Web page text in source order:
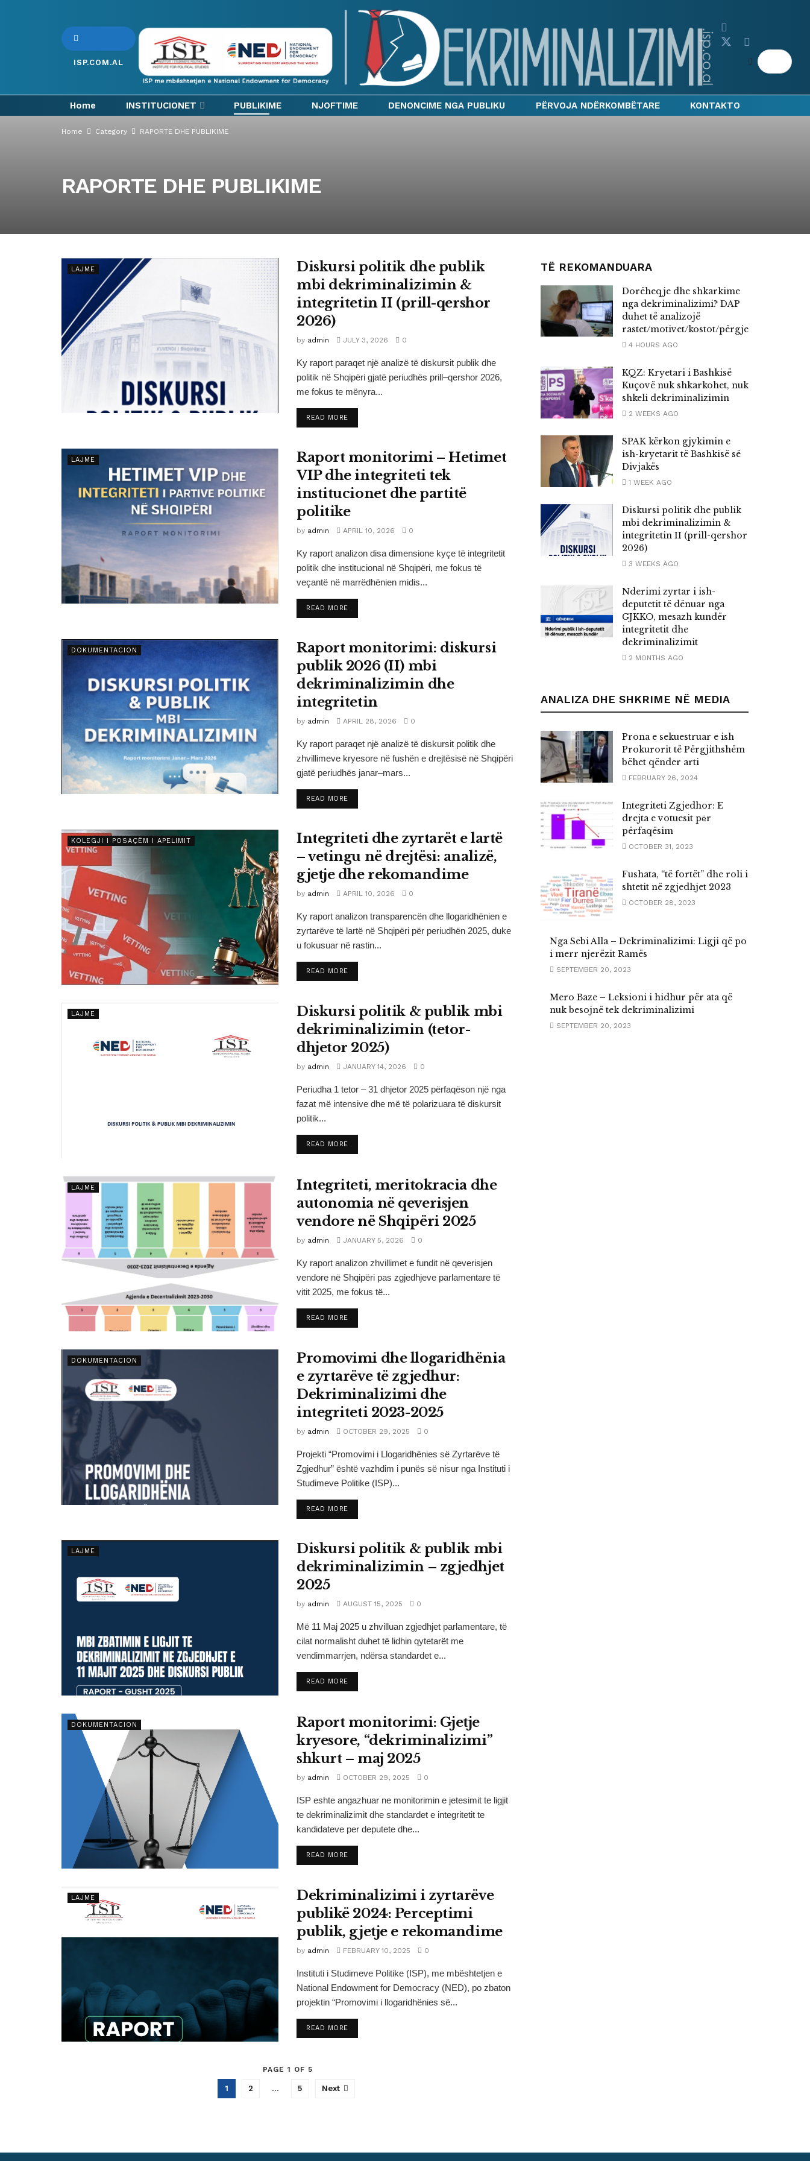
ISP.COM.AL
Home INSTITUCIONET PUBLIKIME NJOFTIME DENONCIME NGA PUBLIKU PËRVOJA NDËRKOMBËTARE KONTAKTO
Home Category RAPORTE DHE PUBLIKIME
RAPORTE DHE PUBLIKIME
LAJME
Diskursi politik dhe publik
mbi dekriminalizimin &
integritetin II (prill-qershor
2026)
by admin JULY 3, 2026 0
Ky raport paraqet një analizë të diskursit publik dhe
politik në Shqipëri gjatë periudhës prill–qershor 2026,
me fokus te mënyra...
READ MOREDETAILS
LAJME
Raport monitorimi – Hetimet
VIP dhe integriteti tek
institucionet dhe partitë
politike
by admin APRIL 10, 2026 0
Ky raport analizon disa dimensione kyçe të integritetit
politik dhe institucional në Shqipëri, me fokus të
veçantë në marrëdhënien midis...
READ MOREDETAILS
DOKUMENTACION
Raport monitorimi: diskursi
publik 2026 (II) mbi
dekriminalizimin dhe
integritetin
by admin APRIL 28, 2026 0
Ky raport paraqet një analizë të diskursit politik dhe
zhvillimeve kryesore në fushën e drejtësisë në Shqipëri
gjatë periudhës janar–mars...
READ MOREDETAILS
KOLEGJI I POSAÇËM I APELIMIT
Integriteti dhe zyrtarët e lartë
– vetingu në drejtësi: analizë,
gjetje dhe rekomandime
by admin APRIL 10, 2026 0
Ky raport analizon transparencën dhe llogaridhënien e
zyrtarëve të lartë në Shqipëri për periudhën 2025, duke
u fokusuar në rastin...
READ MOREDETAILS
LAJME
Diskursi politik & publik mbi
dekriminalizimin (tetor-
dhjetor 2025)
by admin JANUARY 14, 2026 0
Periudha 1 tetor – 31 dhjetor 2025 përfaqëson një nga
fazat më intensive dhe më të polarizuara të diskursit
politik...
READ MOREDETAILS
LAJME
Integriteti, meritokracia dhe
autonomia në qeverisjen
vendore në Shqipëri 2025
by admin JANUARY 5, 2026 0
Ky raport analizon zhvillimet e fundit në qeverisjen
vendore në Shqipëri pas zgjedhjeve parlamentare të
vitit 2025, me fokus të...
READ MOREDETAILS
DOKUMENTACION
Promovimi dhe llogaridhënia
e zyrtarëve të zgjedhur:
Dekriminalizimi dhe
integriteti 2023-2025
by admin OCTOBER 29, 2025 0
Projekti “Promovimi i Llogaridhënies së Zyrtarëve të
Zgjedhur” është vazhdim i punës së nisur nga Instituti i
Studimeve Politike (ISP)...
READ MOREDETAILS
LAJME
Diskursi politik & publik mbi
dekriminalizimin – zgjedhjet
2025
by admin AUGUST 15, 2025 0
Më 11 Maj 2025 u zhvilluan zgjedhjet parlamentare, të
cilat normalisht duhet të lidhin qytetarët me
vendimmarrjen, ndërsa standardet e...
READ MOREDETAILS
DOKUMENTACION
Raport monitorimi: Gjetje
kryesore, “dekriminalizimi”
shkurt – maj 2025
by admin OCTOBER 29, 2025 0
ISP eshte angazhuar ne monitorimin e jetesimit te ligjit
te dekriminalizimit dhe standardet e integritetit te
kandidateve per deputete dhe...
READ MOREDETAILS
LAJME
Dekriminalizimi i zyrtarëve
publikë 2024: Perceptimi
publik, gjetje e rekomandime
by admin FEBRUARY 10, 2025 0
Instituti i Studimeve Politike (ISP), me mbështetjen e
National Endowment for Democracy (NED), po zbaton
projektin “Promovimi i llogaridhënies së...
READ MOREDETAILS
PAGE 1 OF 5
1 2 … 5 Next
TË REKOMANDUARA
Dorëheqje dhe shkarkime
nga dekriminalizimi? DAP
duhet të analizojë
rastet/motivet/kostot/përgjegjësitë
4 HOURS AGO
KQZ: Kryetari i Bashkisë
Kuçovë nuk shkarkohet, nuk
shkeli dekriminalizimin
2 WEEKS AGO
SPAK kërkon gjykimin e
ish-kryetarit të Bashkisë së
Divjakës
1 WEEK AGO
Diskursi politik dhe publik
mbi dekriminalizimin &
integritetin II (prill-qershor
2026)
3 WEEKS AGO
Nderimi zyrtar i ish-
deputetit të dënuar nga
GJKKO, mesazh kundër
integritetit dhe
dekriminalizimit
2 MONTHS AGO
ANALIZA DHE SHKRIME NË MEDIA
Prona e sekuestruar e ish
Prokurorit të Përgjithshëm
bëhet qënder arti
FEBRUARY 26, 2024
Integriteti Zgjedhor: E
drejta e votuesit pёr
përfaqësim
OCTOBER 31, 2023
Fushata, “të fortët” dhe roli i
shtetit në zgjedhjet 2023
OCTOBER 28, 2023
Nga Sebi Alla – Dekriminalizimi: Ligji që po
i merr njerëzit Ramës
SEPTEMBER 20, 2023
Mero Baze – Leksioni i hidhur për ata që
nuk besojnë tek dekriminalizimi
SEPTEMBER 20, 2023